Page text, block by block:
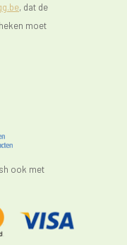
, dat de
moet
ook met